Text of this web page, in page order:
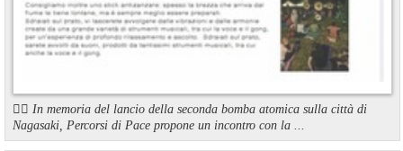
🏳️‍🌈 In memoria del lancio della seconda bomba atomica sulla città di
Nagasaki, Percorsi di Pace propone un incontro con la ...